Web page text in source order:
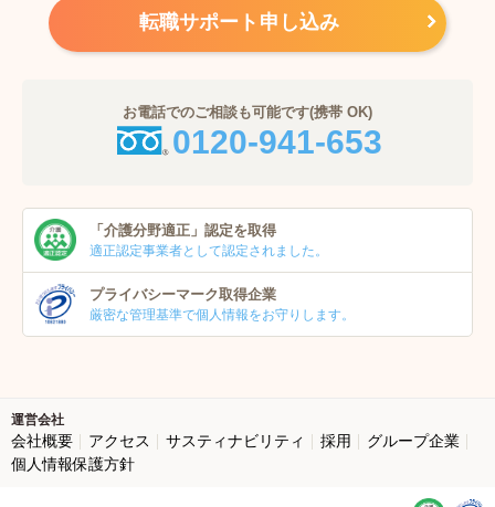
転職サポート申し込み
お電話でのご相談も可能です(携帯 OK)
0120-941-653
「介護分野適正」 認定を取得
適正認定事業者として認定されました。
プライバシーマーク取得企業
厳密な管理基準で個人情報をお守りします。
運営会社
会社概要 アクセス サスティナビリティ 採用
グループ企業
個人情報保護方針